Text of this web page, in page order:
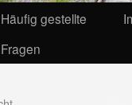
Häufig gestellte
Fragen